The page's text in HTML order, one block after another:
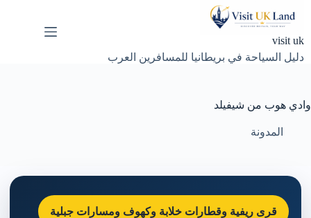
visit uk
دليل السياحة في بريطانيا للمسافرين العرب
وادي هوب من شيفيلد
المدونة
قرى ريفية وقطارات خلابة وكهوف ومسارات جبلية